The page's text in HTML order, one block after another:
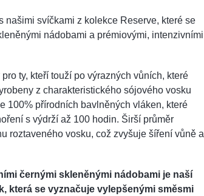
našimi svíčkami z kolekce Reserve, které se
nádobami a prémiovými, intenzivními
ty, kteří touží po výrazných vůních, které
z charakteristického sójového vosku
100% přírodních bavlněných vláken, které
s výdrží až 100 hodin. Širší průměr
roztaveného vosku, což zvyšuje šíření vůně a
černými skleněnými nádobami je naší
která se vyznačuje vylepšenými směsmi